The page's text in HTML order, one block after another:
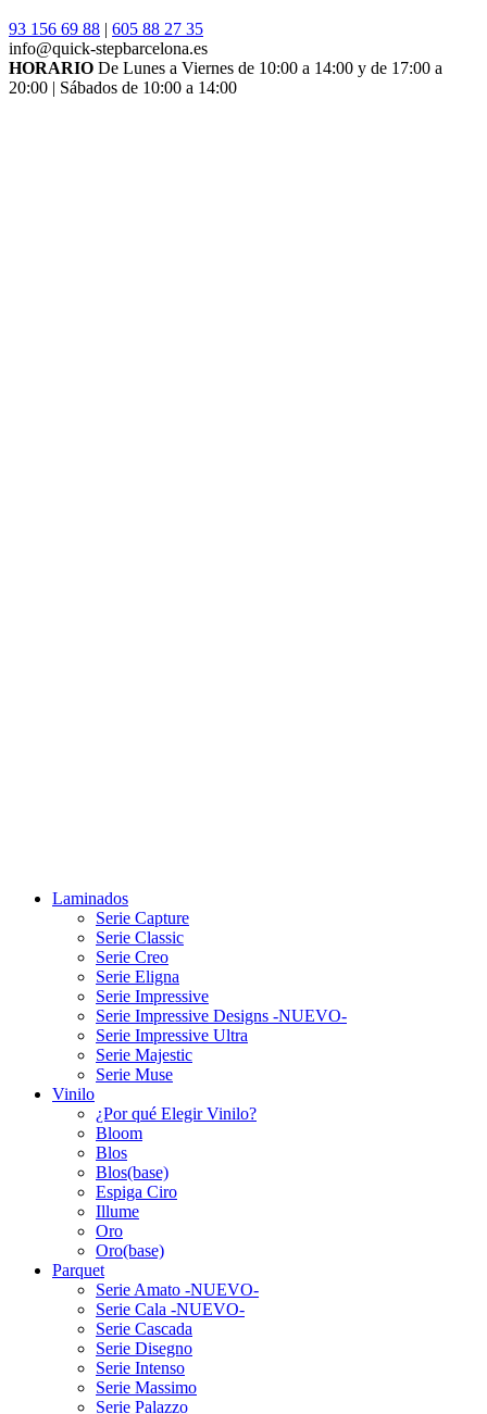
93 156 69 88 | 605 88 27 35
info@quick-stepbarcelona.es
HORARIO De Lunes a Viernes de 10:00 a 14:00 y de 17:00 a
20:00 | Sábados de 10:00 a 14:00
Laminados
Serie Capture
Serie Classic
Serie Creo
Serie Eligna
Serie Impressive
Serie Impressive Designs -NUEVO-
Serie Impressive Ultra
Serie Majestic
Serie Muse
Vinilo
¿Por qué Elegir Vinilo?
Bloom
Blos
Blos(base)
Espiga Ciro
Illume
Oro
Oro(base)
Parquet
Serie Amato -NUEVO-
Serie Cala -NUEVO-
Serie Cascada
Serie Disegno
Serie Intenso
Serie Massimo
Serie Palazzo